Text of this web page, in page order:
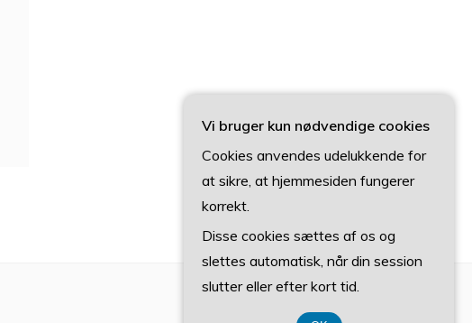
Vi bruger kun nødvendige cookies
Cookies anvendes udelukkende for
at sikre, at hjemmesiden fungerer
korrekt.
Disse cookies sættes af os og
slettes automatisk, når din session
slutter eller efter kort tid.